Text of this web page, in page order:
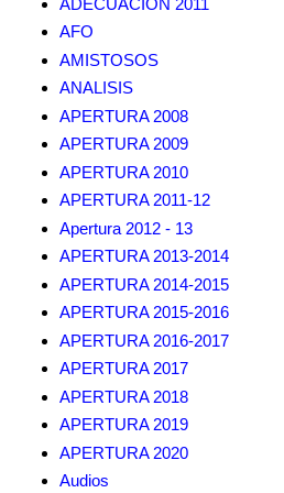
AFO
AMISTOSOS
ANALISIS
APERTURA 2008
APERTURA 2009
APERTURA 2010
APERTURA 2011-12
Apertura 2012 - 13
APERTURA 2013-2014
APERTURA 2014-2015
APERTURA 2015-2016
APERTURA 2016-2017
APERTURA 2017
APERTURA 2018
APERTURA 2019
APERTURA 2020
Audios